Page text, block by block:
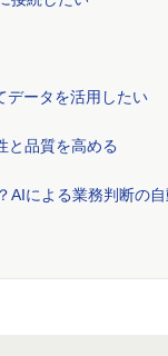
データを活用したい
と品質を高める
AIによる業務判断の